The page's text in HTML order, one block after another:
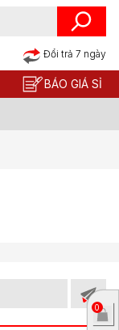
Đổi trả 7 ngày
BÁO GIÁ SỈ
0